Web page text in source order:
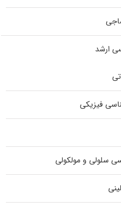
ارشد
فیزیکی
سلولی و مولکولی